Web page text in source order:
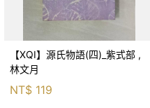
【XQI】源氏物語(四)_紫式部 ,
林文月
NT$ 119